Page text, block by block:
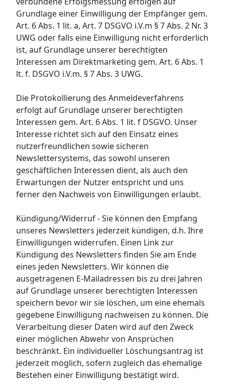
Grundlage einer Einwilligung der Empfänger gem.
Art. 6 Abs. 1 lit. a, Art. 7 DSGVO i.V.m § 7 Abs. 2 Nr. 3
UWG oder falls eine Einwilligung nicht erforderlich
ist, auf Grundlage unserer berechtigten
Interessen am Direktmarketing gem. Art. 6 Abs. 1
lt. f. DSGVO i.V.m. § 7 Abs. 3 UWG.
Die Protokollierung des Anmeldeverfahrens
erfolgt auf Grundlage unserer berechtigten
Interessen gem. Art. 6 Abs. 1 lit. f DSGVO. Unser
Interesse richtet sich auf den Einsatz eines
nutzerfreundlichen sowie sicheren
Newslettersystems, das sowohl unseren
geschäftlichen Interessen dient, als auch den
Erwartungen der Nutzer entspricht und uns
ferner den Nachweis von Einwilligungen erlaubt.
Kündigung/Widerruf - Sie können den Empfang
unseres Newsletters jederzeit kündigen, d.h. Ihre
Einwilligungen widerrufen. Einen Link zur
Kündigung des Newsletters finden Sie am Ende
eines jeden Newsletters. Wir können die
ausgetragenen E-Mailadressen bis zu drei Jahren
auf Grundlage unserer berechtigten Interessen
speichern bevor wir sie löschen, um eine ehemals
gegebene Einwilligung nachweisen zu können. Die
Verarbeitung dieser Daten wird auf den Zweck
einer möglichen Abwehr von Ansprüchen
beschränkt. Ein individueller Löschungsantrag ist
jederzeit möglich, sofern zugleich das ehemalige
Bestehen einer Einwilligung bestätigt wird.